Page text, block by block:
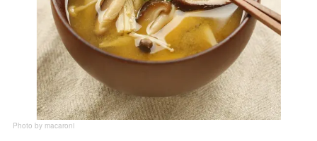
Photo by macaroni